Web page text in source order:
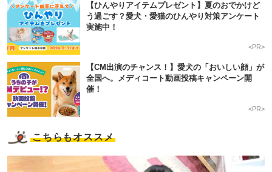
【ひんやりアイテムプレゼント】夏のおでかけど
う過ごす？愛犬・愛猫のひんやり対策アンケート
実施中！
<PR>
【CM出演のチャンス！】愛犬の「おいしい顔」が
全国へ。メディコート動画投稿キャンペーン開
催！
<PR>
こちらもオススメ